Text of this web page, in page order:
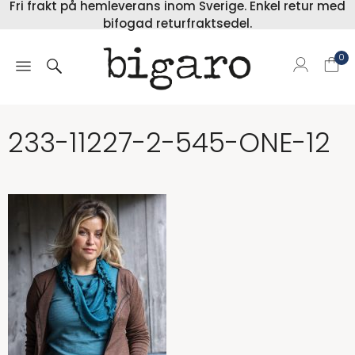
Fri frakt på hemleverans inom Sverige. Enkel retur med
bifogad returfraktsedel.
0
233-11227-2-545-ONE-12